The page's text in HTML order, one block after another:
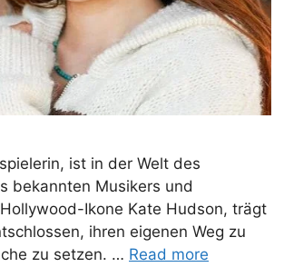
ist in der Welt des
bekannten Musikers und
Ikone Kate Hudson, trägt
ihren eigenen Weg zu
zu setzen. … Read more